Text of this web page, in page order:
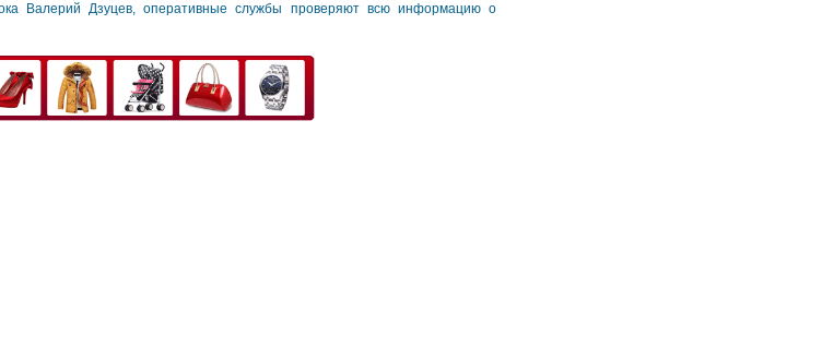
Валерий Дзуцев, оперативные службы проверяют всю информацию о